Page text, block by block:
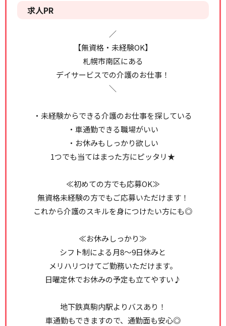
求人PR
／
【無資格・未経験OK】
札幌市南区にある
デイサービスでの介護のお仕事！
＼
・未経験からできる介護のお仕事を探している
・車通勤できる職場がいい
・お休みもしっかり欲しい
1つでも当てはまった方にピッタリ★
≪初めての方でも応募OK≫
無資格未経験の方でもご応募いただけます！
これから介護のスキルを身につけたい方にも◎
≪お休みしっかり≫
シフト制による月8～9日休みと
メリハリつけてご勤務いただけます。
日曜定休でお休みの予定も立てやすい♪
地下鉄真駒内駅よりバスあり！
車通勤もできますので、通勤面も安心◎